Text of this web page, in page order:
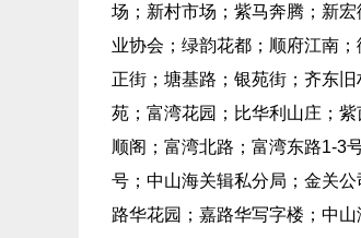
场；新村市场；紫马奔腾；新
业协会；绿韵花都；顺府江南
正街；塘基路；银苑街；齐东
苑；富湾花园；比华利山庄；
顺阁；富湾北路；富湾东路1-3
号；中山海关辑私分局；金关
路华花园；嘉路华写字楼；中